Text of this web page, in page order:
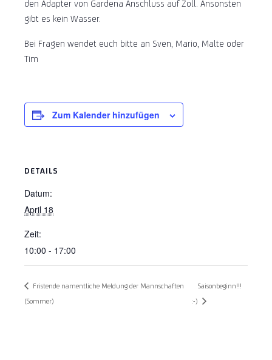
den Adapter von Gardena Anschluss auf Zoll. Ansonsten
gibt es kein Wasser.
Bei Fragen wendet euch bitte an Sven, Mario, Malte oder
Tim
Zum Kalender hinzufügen
DETAILS
Datum:
April 18
Zeit:
10:00 - 17:00
Fristende namentliche Meldung der Mannschaften
(Sommer)
Saisonbeginn!!!
:-)